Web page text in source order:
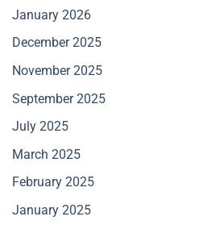
January 2026
December 2025
November 2025
September 2025
July 2025
March 2025
February 2025
January 2025